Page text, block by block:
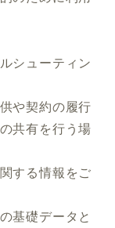
シューティン
や契約の履行
共有を行う場
する情報をご
基礎データと